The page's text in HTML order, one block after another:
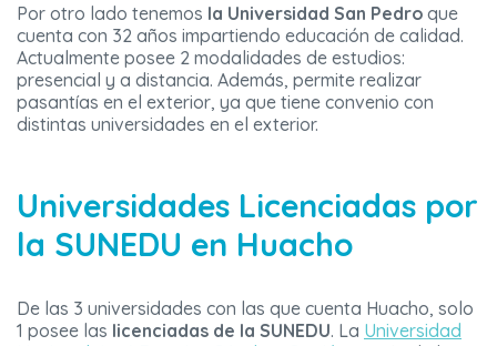
Por otro lado tenemos la Universidad San Pedro que
cuenta con 32 años impartiendo educación de calidad.
Actualmente posee 2 modalidades de estudios:
presencial y a distancia. Además, permite realizar
pasantías en el exterior, ya que tiene convenio con
distintas universidades en el exterior.
Universidades Licenciadas por
la SUNEDU en Huacho
De las 3 universidades con las que cuenta Huacho, solo
1 posee las licenciadas de la SUNEDU. La Universidad